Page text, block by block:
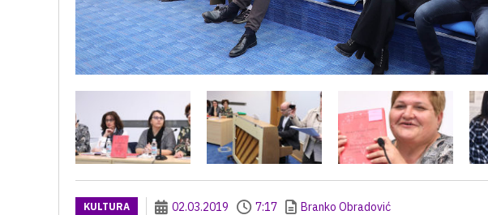
KULTURA 02.03.2019 7:17 Branko Obradović